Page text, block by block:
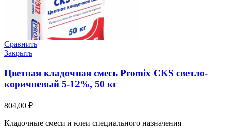
Сравнить
Закрыть
Цветная кладочная смесь Promix CKS светло-
коричневый 5-12%, 50 кг
804,00 ₽
Кладочные смеси и клеи специального назначения